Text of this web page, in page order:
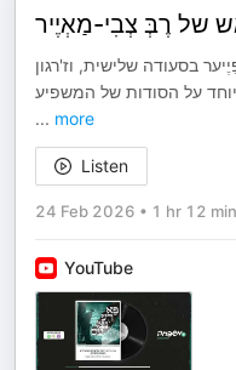
בסעודה שלישית, וז'רגון
על הסודות של המשפיע
... more
Listen
24 Feb 2026 • 1 hr 12 min
YouTube